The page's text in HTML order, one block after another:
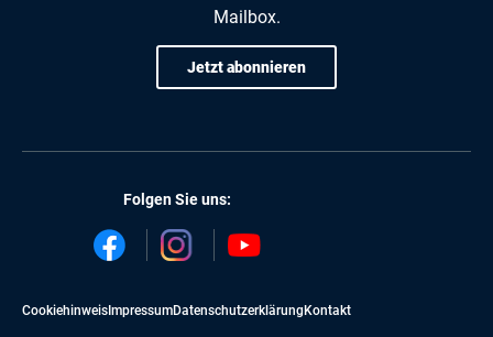
Mailbox.
Jetzt abonnieren
Folgen Sie uns:
Cookiehinweis ImpressumDatenschutzerklärung Kontakt